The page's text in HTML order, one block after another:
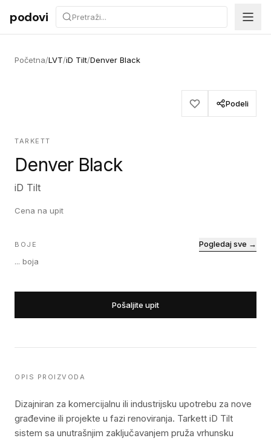
Preskoči na sadržaj
podovi
Početna/LVT/iD Tilt/Denver Black
Podeli
TARKETT
Denver Black
iD Tilt
Cena na upit
BOJE
... boja
Pogledaj sve →
Pošaljite upit
OPIS PROIZVODA
Dizajniran za komercijalnu ili industrijsku upotrebu za nove
građevine ili projekte u fazi renoviranja. Tarkett iD Tilt
sistem sa unutrašnjim zaključavanjem pruža vrhunsku